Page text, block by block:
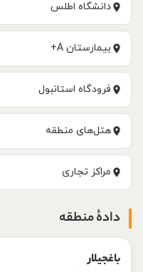
دانشگاه اطلس
بیمارستان A+
فرودگاه استانبول
هتل‌های منطقه
مراکز تجاری
دادهٔ منطقه
باغجیلار